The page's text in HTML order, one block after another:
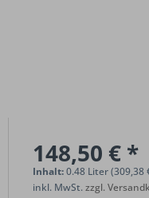
148,50 € *
Inhalt:0.48 Liter (309,38
inkl. MwSt.zzgl.